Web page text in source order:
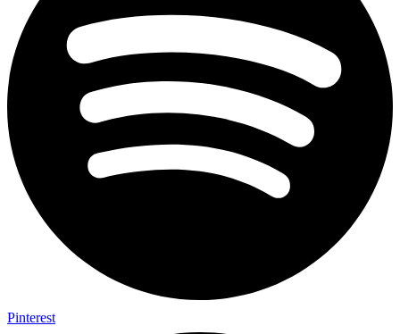
Pinterest